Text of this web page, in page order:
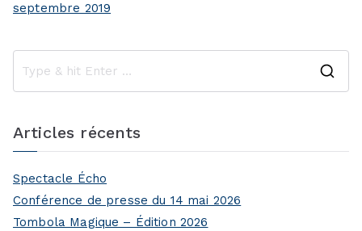
septembre 2019
Articles récents
Spectacle Écho
Conférence de presse du 14 mai 2026
Tombola Magique – Édition 2026